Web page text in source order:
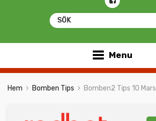
Menu
Hem Bomben Tips Bomben2 Tips 10 Mars